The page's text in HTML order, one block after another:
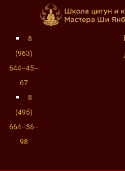
8
(963)
644–45–
67
8
(495)
664–36–
98